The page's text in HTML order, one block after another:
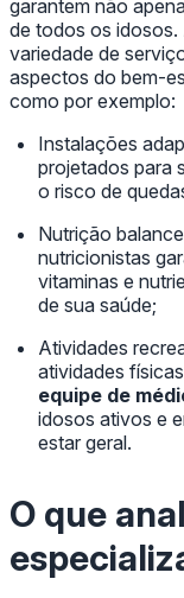
garantem não
de todos os idosos.
variedade de
aspectos do bem-
como por exemplo:
Instalações
projetados para
o risco de
Nutrição
nutricionistas
vitaminas e
de sua saúde;
Atividades
atividades
equipe de
idosos ativos e
estar geral.
O que